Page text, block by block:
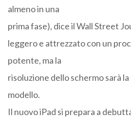
almeno in una
prima fase), dice il Wall Street
leggero e attrezzato con un
potente, ma la
risoluzione dello schermo sarà
modello.
Il nuovo iPad si prepara a